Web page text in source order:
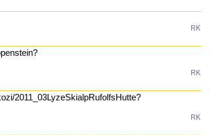
RK
RK
2011_03LyzeSkialpRufolfsHutte?
RK